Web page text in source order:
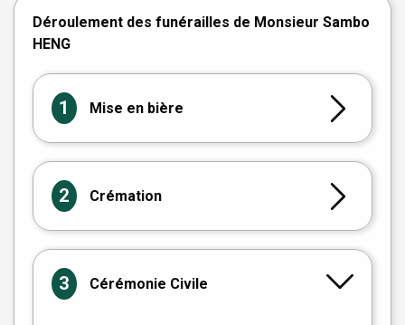
Déroulement des funérailles de Monsieur Sambo
HENG
1 Mise en bière
2 Crémation
3 Cérémonie Civile